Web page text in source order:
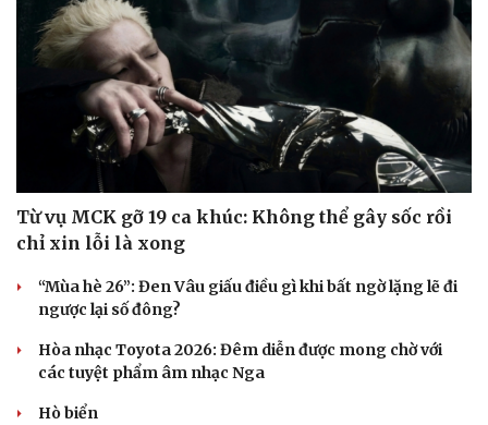
Cải chính
Từ vụ MCK gỡ 19 ca khúc: Không thể gây sốc rồi
chỉ xin lỗi là xong
“Mùa hè 26”: Đen Vâu giấu điều gì khi bất ngờ lặng lẽ đi
ngược lại số đông?
Hòa nhạc Toyota 2026: Đêm diễn được mong chờ với
các tuyệt phẩm âm nhạc Nga
Hò biển